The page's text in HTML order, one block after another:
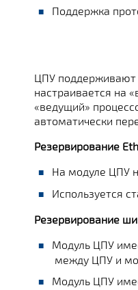
Поддержка
ЦПУ поддерживают
настраивается на
«ведущий»
автоматически
Резервирование
На модуле ЦПУ
Используется
Резервирование
Модуль ЦПУ
между ЦПУ и
Модуль ЦПУ